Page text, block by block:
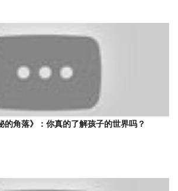
的角落》：你真的了解孩子的世界吗？